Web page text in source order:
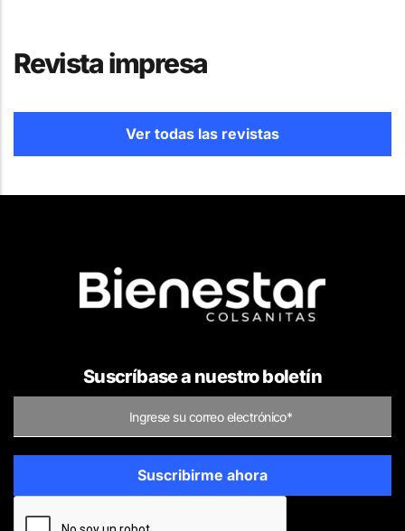
Revista impresa
Ver todas las revistas
Suscríbase a nuestro boletín